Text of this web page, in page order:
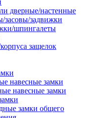
дверные/настенные
задвижки
шпингалеты
защелок
навесные замки
навесные замки
замки общего